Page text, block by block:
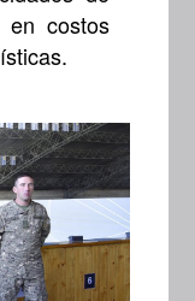
en costos